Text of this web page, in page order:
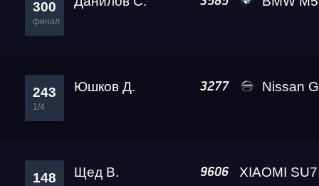
300
финал
243
1/4
Юшков Д. 3277 Nissan GT-
148 Щед В. 9606